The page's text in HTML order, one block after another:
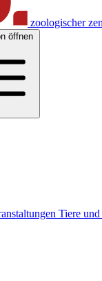
zoologischer
öffnen
Tiere